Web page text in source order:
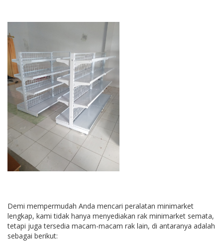
Demi mempermudah Anda mencari peralatan minimarket
lengkap, kami tidak hanya menyediakan rak minimarket semata,
tetapi juga tersedia macam-macam rak lain, di antaranya adalah
sebagai berikut: